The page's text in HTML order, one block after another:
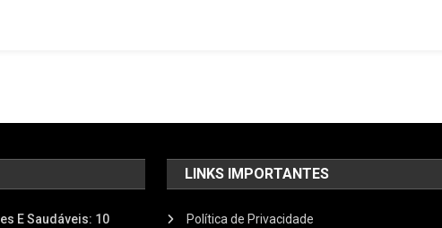
E Saudáveis: 10
LINKS IMPORTANTES
Política de Privacidade